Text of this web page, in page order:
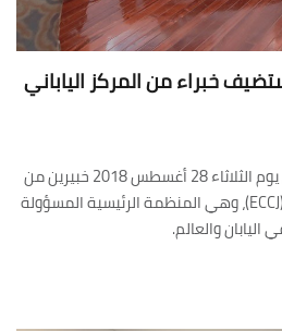
خبراء من المركز الياباني
إستضاف منتدى عمان للأعمال يوم الثلاثاء 28 أغسطس 2018 خبيرين من
المركز الياباني لترشيد الطاقة (ECCJ)، وهي المنظمة الرئيسية المسؤولة
والعالم.